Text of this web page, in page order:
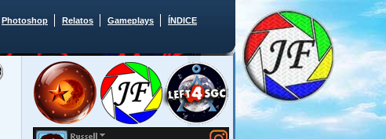
Photoshop Relatos Gameplays
ÍNDICE